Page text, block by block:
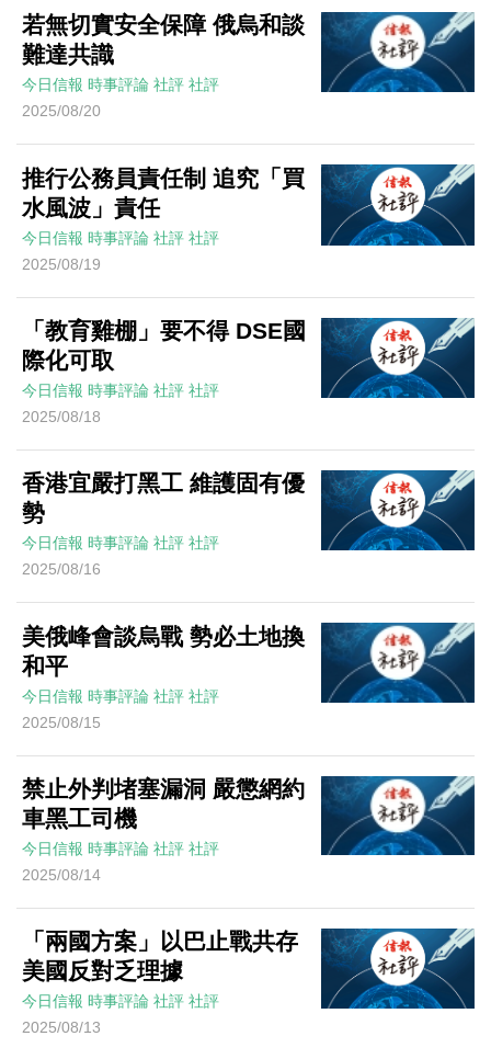
若無切實安全保障 俄烏和談
難達共識
今日信報 時事評論 社評 社評
2025/08/20
推行公務員責任制 追究「買
水風波」責任
今日信報 時事評論 社評 社評
2025/08/19
「教育雞棚」要不得 DSE國
際化可取
今日信報 時事評論 社評 社評
2025/08/18
香港宜嚴打黑工 維護固有優
勢
今日信報 時事評論 社評 社評
2025/08/16
美俄峰會談烏戰 勢必土地換
和平
今日信報 時事評論 社評 社評
2025/08/15
禁止外判堵塞漏洞 嚴懲網約
車黑工司機
今日信報 時事評論 社評 社評
2025/08/14
「兩國方案」以巴止戰共存
美國反對乏理據
今日信報 時事評論 社評 社評
2025/08/13